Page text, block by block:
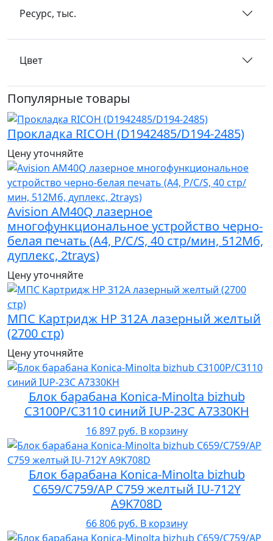
Ресурс, тыс.
Цвет
Популярные товары
Прокладка RICOH (D1942485/D194-2485)
Цену уточняйте
Avision AM40Q лазерное
многофункциональное устройство черно-
белая печать (A4, P/C/S, 40 стр/мин, 512Мб,
дуплекс, 2trays)
Цену уточняйте
МПС Картридж HP 312A лазерный желтый
(2700 стр)
Цену уточняйте
Блок барабана Konica-Minolta bizhub
C3100P/C3110 синий IUP-23C A7330KH
16 897 руб. В корзину
Блок барабана Konica-Minolta bizhub
C659/C759/AP C759 желтый IU-712Y
A9K708D
66 806 руб. В корзину